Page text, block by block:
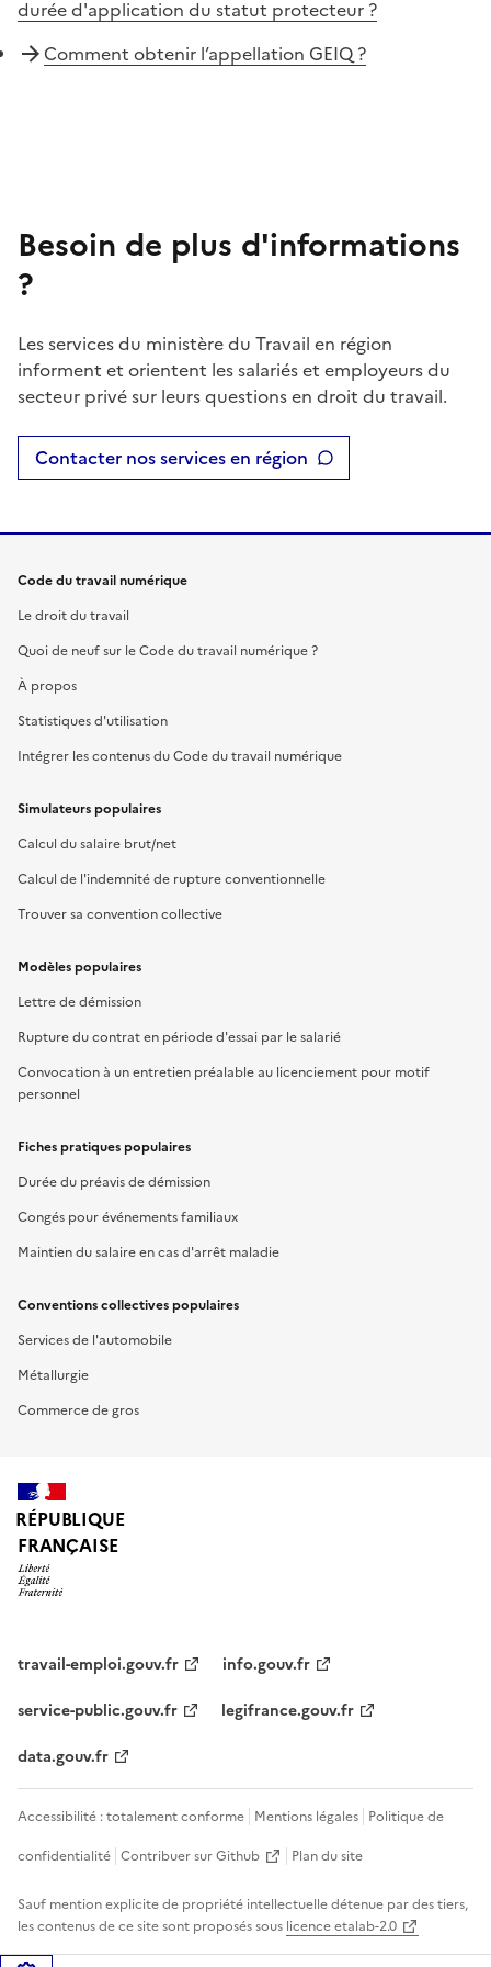
durée d'application du statut protecteur ?
Comment obtenir l’appellation GEIQ ?
Besoin de plus d'informations
?
Les services du ministère du Travail en région
informent et orientent les salariés et employeurs du
secteur privé sur leurs questions en droit du travail.
Contacter nos services en région
Code du travail numérique
Le droit du travail
Quoi de neuf sur le Code du travail numérique ?
À propos
Statistiques d'utilisation
Intégrer les contenus du Code du travail numérique
Simulateurs populaires
Calcul du salaire brut/net
Calcul de l'indemnité de rupture conventionnelle
Trouver sa convention collective
Modèles populaires
Lettre de démission
Rupture du contrat en période d'essai par le salarié
Convocation à un entretien préalable au licenciement pour motif
personnel
Fiches pratiques populaires
Durée du préavis de démission
Congés pour événements familiaux
Maintien du salaire en cas d'arrêt maladie
Conventions collectives populaires
Services de l'automobile
Métallurgie
Commerce de gros
RÉPUBLIQUE
FRANÇAISE
travail-emploi.gouv.fr
info.gouv.fr
service-public.gouv.fr
legifrance.gouv.fr
data.gouv.fr
Accessibilité : totalement conforme Mentions légales Politique de
confidentialité Contribuer sur Github Plan du site
Sauf mention explicite de propriété intellectuelle détenue par des tiers,
les contenus de ce site sont proposés sous licence etalab-2.0